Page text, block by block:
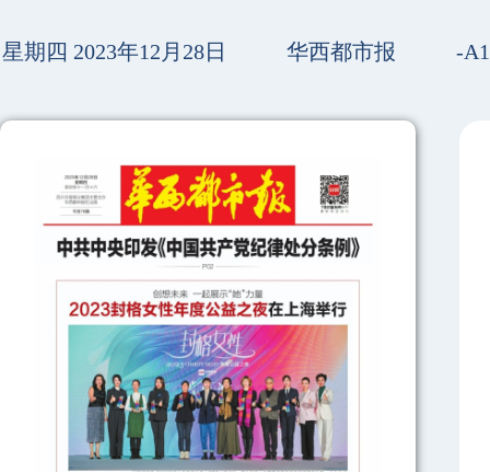
星期四 2023年12月28日 华西都市报 -